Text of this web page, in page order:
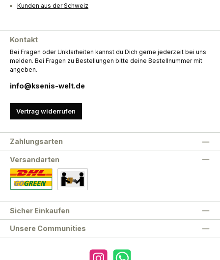
Kunden aus der Schweiz
Kontakt
Bei Fragen oder Unklarheiten kannst du Dich gerne jederzeit bei uns
melden. Bei Fragen zu Bestellungen bitte deine Bestellnummer mit
angeben.
info@ksenis-welt.de
Vertrag widerrufen
Unsere Communities
Zahlungsarten
Versandarten
Sicher Einkaufen